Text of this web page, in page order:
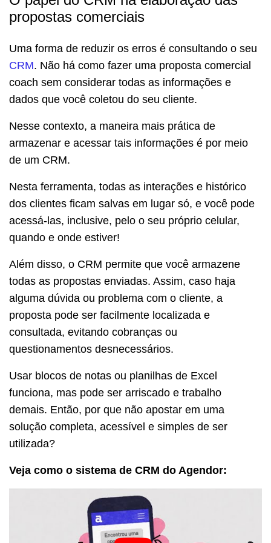
propostas comerciais
Uma forma de reduzir os erros é consultando o seu
CRM. Não há como fazer uma proposta comercial
coach sem considerar todas as informações e
dados que você coletou do seu cliente.
Nesse contexto, a maneira mais prática de
armazenar e acessar tais informações é por meio
de um CRM.
Nesta ferramenta, todas as interações e histórico
dos clientes ficam salvas em lugar só, e você pode
acessá-las, inclusive, pelo o seu próprio celular,
quando e onde estiver!
Além disso, o CRM permite que você armazene
todas as propostas enviadas. Assim, caso haja
alguma dúvida ou problema com o cliente, a
proposta pode ser facilmente localizada e
consultada, evitando cobranças ou
questionamentos desnecessários.
Usar blocos de notas ou planilhas de Excel
funciona, mas pode ser arriscado e trabalho
demais. Então, por que não apostar em uma
solução completa, acessível e simples de ser
utilizada?
Veja como o sistema de CRM do Agendor: